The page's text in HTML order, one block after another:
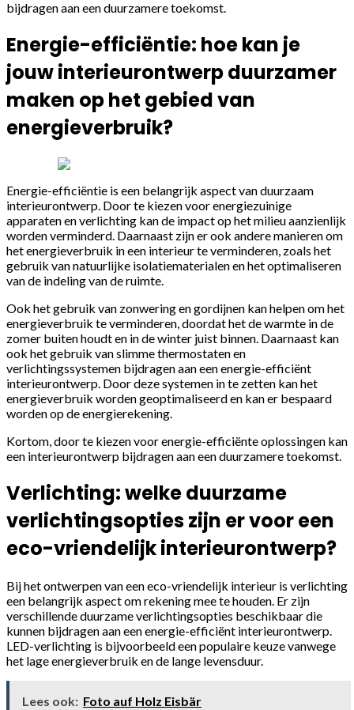
bijdragen aan een duurzamere toekomst.
Energie-efficiëntie: hoe kan je
jouw interieurontwerp duurzamer
maken op het gebied van
energieverbruik?
Energie-efficiëntie is een belangrijk aspect van duurzaam
interieurontwerp. Door te kiezen voor energiezuinige
apparaten en verlichting kan de impact op het milieu aanzienlijk
worden verminderd. Daarnaast zijn er ook andere manieren om
het energieverbruik in een interieur te verminderen, zoals het
gebruik van natuurlijke isolatiematerialen en het optimaliseren
van de indeling van de ruimte.
Ook het gebruik van zonwering en gordijnen kan helpen om het
energieverbruik te verminderen, doordat het de warmte in de
zomer buiten houdt en in de winter juist binnen. Daarnaast kan
ook het gebruik van slimme thermostaten en
verlichtingssystemen bijdragen aan een energie-efficiënt
interieurontwerp. Door deze systemen in te zetten kan het
energieverbruik worden geoptimaliseerd en kan er bespaard
worden op de energierekening.
Kortom, door te kiezen voor energie-efficiënte oplossingen kan
een interieurontwerp bijdragen aan een duurzamere toekomst.
Verlichting: welke duurzame
verlichtingsopties zijn er voor een
eco-vriendelijk interieurontwerp?
Bij het ontwerpen van een eco-vriendelijk interieur is verlichting
een belangrijk aspect om rekening mee te houden. Er zijn
verschillende duurzame verlichtingsopties beschikbaar die
kunnen bijdragen aan een energie-efficiënt interieurontwerp.
LED-verlichting is bijvoorbeeld een populaire keuze vanwege
het lage energieverbruik en de lange levensduur.
Lees ook: Foto auf Holz Eisbär